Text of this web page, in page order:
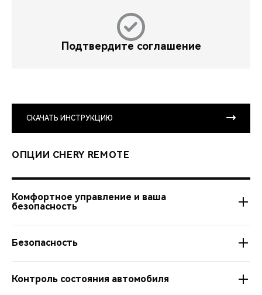
Подтвердите соглашение
СКАЧАТЬ ИНСТРУКЦИЮ
ОПЦИИ CHERY REMOTE
Комфортное управление и ваша
безопасность
Автозапуск из любой точки мира.
Настройка расписания и длительности работы
Управление подогревом руля и сидений, зеркал и
Безопасность
Управление центральным замком дистанционно.
Контроль состояния автомобиля